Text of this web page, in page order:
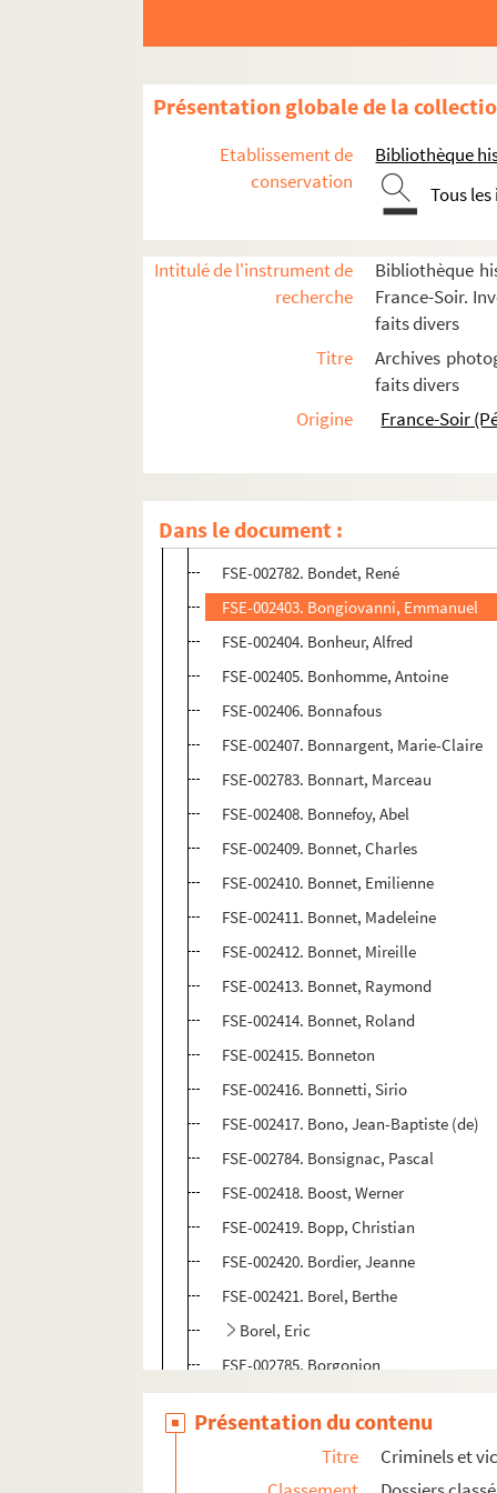
Présentation globale de la
Etablissement de
conservation
Bibliothèque
Tous
Intitulé de l'instrument de
recherche
Bibliothèque
France-Soir.
faits divers
Titre
Archives
faits divers
Origine
France-Soir
Dans le document :
Besimensky, Françoise
Besnard, Marie
FSC-001112. Biaunier, Guy
FSE-002397. Bilski, Jean
FSC-001113. Blanc, André Charles
FSE-002399. Blanc, Pascal
FSC-001114. Bletry, Christelle
FSE-002400. Boese
FSE-002401. Boistard, Louis
FSC-001115. Bokov, Alexey
FSC-001116. Boldrini, Christian
FSE-002402. Bolo, Ernest
FSE-002782. Bondet, René
FSE-002403. Bongiovanni, Emmanuel
FSE-002404. Bonheur, Alfred
FSE-002405. Bonhomme, Antoine
FSE-002406. Bonnafous
FSE-002407. Bonnargent, Marie-Claire
FSE-002783. Bonnart, Marceau
FSE-002408. Bonnefoy, Abel
FSE-002409. Bonnet, Charles
FSE-002410. Bonnet, Emilienne
FSE-002411. Bonnet, Madeleine
FSE-002412. Bonnet, Mireille
FSE-002413. Bonnet, Raymond
FSE-002414. Bonnet, Roland
FSE-002415. Bonneton
FSE-002416. Bonnetti, Sirio
FSE-002417. Bono, Jean-Baptiste (de)
FSE-002784. Bonsignac, Pascal
FSE-002418. Boost, Werner
FSE-002419. Bopp, Christian
FSE-002420. Bordier, Jeanne
FSE-002421. Borel, Berthe
Borel, Eric
FSE-002785. Borgonjon
FSE-002422. Boricky, Boris
FSE-002423. Bornet, Jean
FSE-002424. Boshears, Willis Eugène
Présentation du contenu
Titre
Criminels et